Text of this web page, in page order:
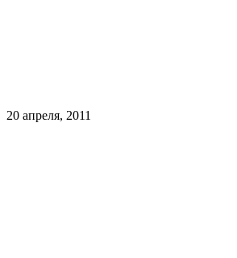
20 апреля, 2011